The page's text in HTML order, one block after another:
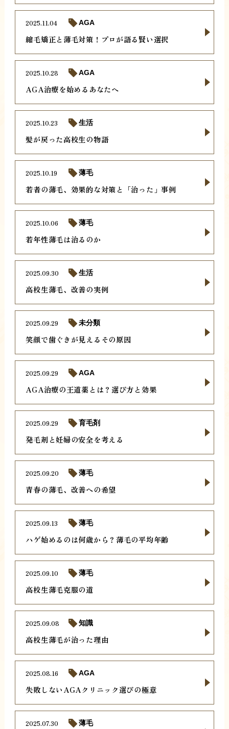
縮毛矯正と薄毛対策！プロが語る賢い選択
2025.11.04 AGA
AGA治療を始めるあなたへ
2025.10.28 AGA
髪が戻った高校生の物語
2025.10.23 生活
若者の薄毛、効果的な対策と「治った」事例
2025.10.19 薄毛
若年性薄毛は治るのか
2025.10.06 薄毛
高校生薄毛、改善の実例
2025.09.30 生活
笑顔で歯ぐきが見えるその原因
2025.09.29 未分類
AGA治療の王道薬とは？選び方と効果
2025.09.29 AGA
発毛剤と妊婦の安全を考える
2025.09.29 育毛剤
青春の薄毛、改善への希望
2025.09.20 薄毛
ハゲ始めるのは何歳から？薄毛の平均年齢
2025.09.13 薄毛
高校生薄毛克服の道
2025.09.10 薄毛
高校生薄毛が治った理由
2025.09.08 知識
失敗しないAGAクリニック選びの極意
2025.08.16 AGA
2025.07.30 薄毛